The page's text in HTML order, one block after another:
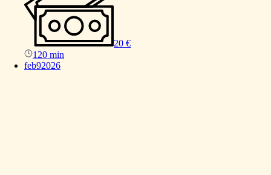
20 €
120 min
feb92026